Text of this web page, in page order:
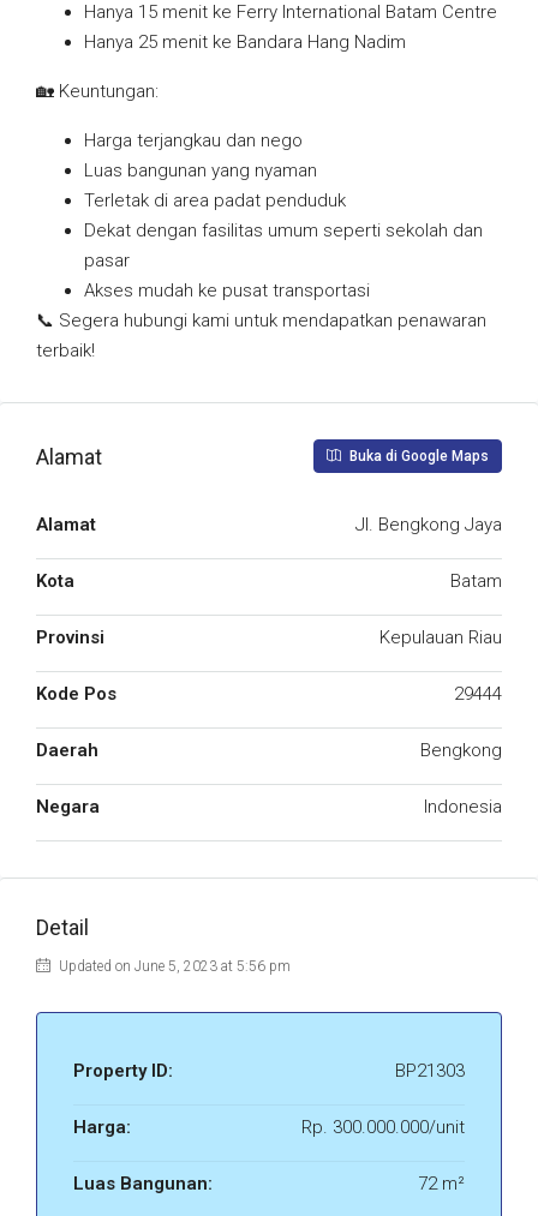
Hanya 15 menit ke Ferry International Batam Centre
Hanya 25 menit ke Bandara Hang Nadim
🏡 Keuntungan:
Harga terjangkau dan nego
Luas bangunan yang nyaman
Terletak di area padat penduduk
Dekat dengan fasilitas umum seperti sekolah dan
pasar
Akses mudah ke pusat transportasi
📞 Segera hubungi kami untuk mendapatkan penawaran
terbaik!
Alamat Buka di Google Maps
Alamat Jl. Bengkong Jaya
Kota Batam
Provinsi Kepulauan Riau
Kode Pos 29444
Daerah Bengkong
Negara Indonesia
Detail
Updated on June 5, 2023 at 5:56 pm
Property ID: BP21303
Harga: Rp. 300.000.000/unit
Luas Bangunan: 72 m²